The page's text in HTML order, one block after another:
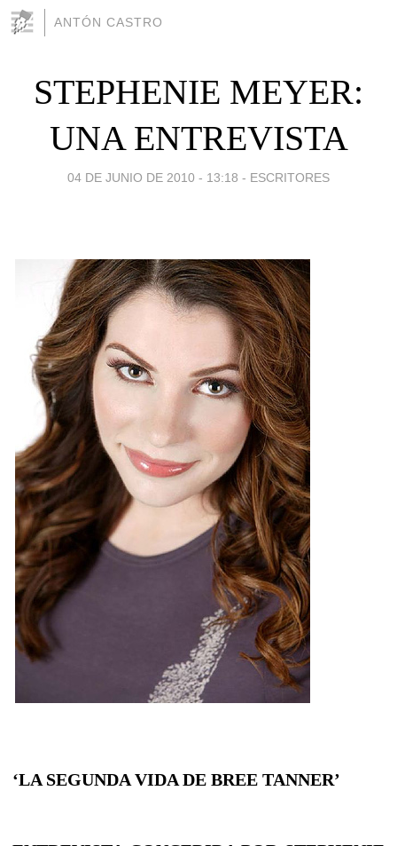
ANTÓN CASTRO
STEPHENIE MEYER:
UNA ENTREVISTA
04 DE JUNIO DE 2010 - 13:18 - ESCRITORES
‘LA SEGUNDA VIDA DE BREE TANNER’